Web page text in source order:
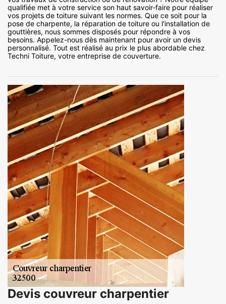
qualifiée met à votre service son haut savoir-faire pour réaliser
vos projets de toiture suivant les normes. Que ce soit pour la
pose de charpente, la réparation de toiture ou l'installation de
gouttières, nous sommes disposés pour répondre à vos
besoins. Appelez-nous dès maintenant pour avoir un devis
personnalisé. Tout est réalisé au prix le plus abordable chez
Techni Toiture, votre entreprise de couverture.
Devis couvreur charpentier